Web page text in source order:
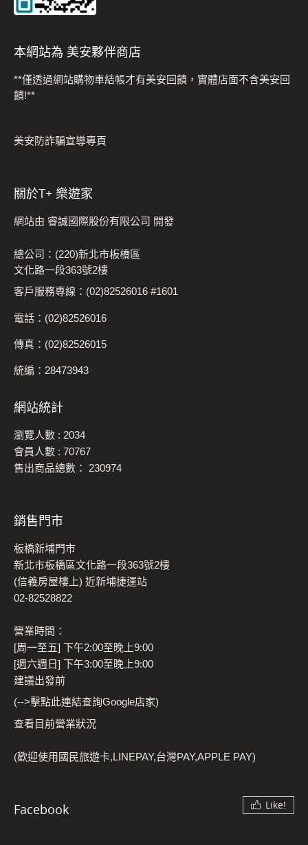
本網站為 美安夥伴商店
**僅透過網站購物車結帳才有美安回饋，實體店面不含美安回
饋!**
美安防詐騙宣導專頁
關於t+ 樂遊家
網站由 睿誠國際股份有限公司 開發
總公司：(220)新北市板橋區
文化路一段363號2樓
客戶服務專線：(02)82526016 #1601
電話：(02)82526016
傳真：(02)82526015
統編：28473943
網站統計
瀏覽人數 : 2034
會員人數 : 70767
售出商品總數： 230974
銷售門市
板橋新埔門市
新北市板橋區文化路一段363號2樓
(信義房屋樓上) 近新埔捷運站
02-82528822
營業時間：
[周一至五] 下午2:00至晚上9:00
[週六週日] 下午3:00至晚上9:00
建議出發前
(-->擊點此連結查詢Google店家)
查看目前營業狀況
(歡迎使用國民旅遊卡,LINEPAY,台灣PAY,APPLE PAY)
Facebook Like!